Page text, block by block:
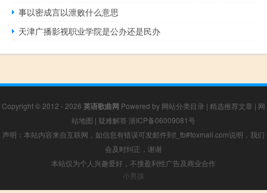
事以密成言以泄败什么意思
天津广播影视职业学院是公办还是民办
Copyright © 2012 - 2026 英语歌曲网 Powered by 网站分类目录 | 精选推荐文章 | 网
站地图 | 疑难解答 浙ICP备06009081号
声明：本站内容来自互联网，如信息有错误可发邮件到f_fb#foxmail.com说明，我们
会及时纠正，谢谢
本站仅为个人兴趣爱好，不接盈利性广告及商业合作
小男孩